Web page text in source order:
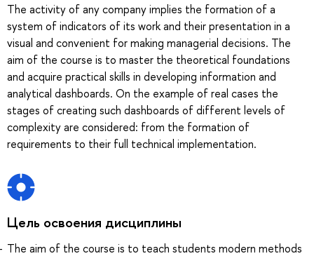
The activity of any company implies the formation of a
system of indicators of its work and their presentation in a
visual and convenient for making managerial decisions. The
aim of the course is to master the theoretical foundations
and acquire practical skills in developing information and
analytical dashboards. On the example of real cases the
stages of creating such dashboards of different levels of
complexity are considered: from the formation of
requirements to their full technical implementation.
Цель освоения дисциплины
The aim of the course is to teach students modern methods